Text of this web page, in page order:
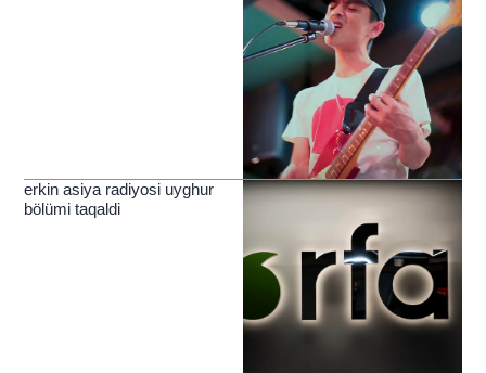
erkin asiya radiyosi uyghur
bölümi taqaldi